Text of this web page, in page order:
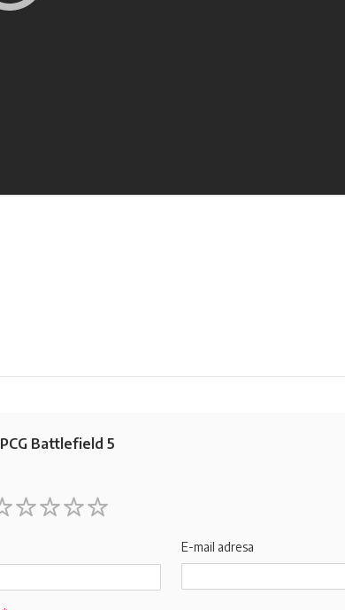
PCG Battlefield 5
E-mail adresa